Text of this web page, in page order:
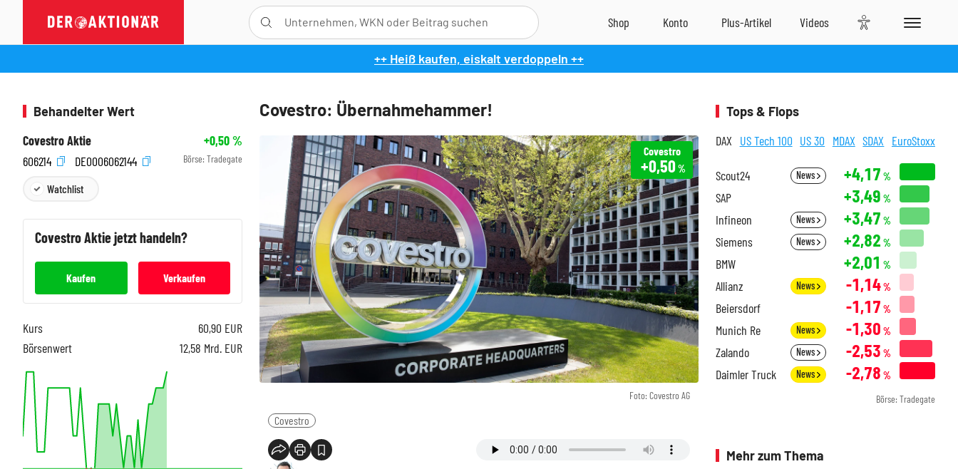
++ Heiß kaufen, eiskalt verdoppeln ++
Covestro: Übernahmehammer!
Foto: Covestro AG
Covestro
+0,50%
Covestro
Behandelter Wert
Covestro Aktie
+0,50%
606214
DE0006062144 Börse: Tradegate
Watchlist
CovestroAktie jetzt handeln?
Kaufen Verkaufen
Kurs 60,90 EUR
Börsenwert
12,58 Mrd. EUR
Tops & Flops
DAX US Tech 100 US 30 MDAX SDAX EuroStoxx
Scout24 News +4,17 %
SAP +3,49 %
Infineon News +3,47 %
Siemens News +2,82 %
BMW +2,01 %
Allianz News -1,14%
Beiersdorf -1,17 %
Munich Re News -1,30 %
Zalando News -2,53 %
Daimler Truck News -2,78 %
Börse: Tradegate
Mehr zum Thema